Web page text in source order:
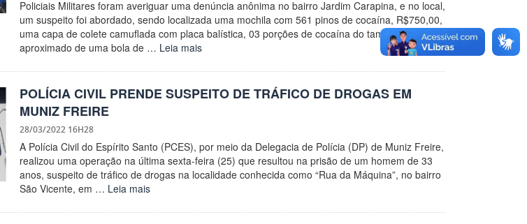
Policiais Militares foram averiguar uma denúncia anônima no bairro Jardim Carapina, e no local,
um suspeito foi abordado, sendo localizada uma mochila com 561 pinos de cocaína, R$750,00,
uma capa de colete camuflada com placa balística, 03 porções de cocaína do tamanho
aproximado de uma bola de … Leia mais
POLÍCIA CIVIL PRENDE SUSPEITO DE TRÁFICO DE DROGAS EM
MUNIZ FREIRE
28/03/2022 16H28
A Polícia Civil do Espírito Santo (PCES), por meio da Delegacia de Polícia (DP) de Muniz Freire,
realizou uma operação na última sexta-feira (25) que resultou na prisão de um homem de 33
anos, suspeito de tráfico de drogas na localidade conhecida como “Rua da Máquina”, no bairro
São Vicente, em … Leia mais